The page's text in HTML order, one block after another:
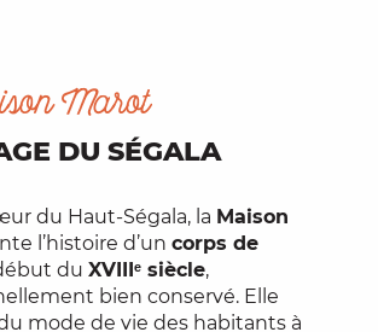
Marot
DU SÉGALA
du Haut-Ségala, la Maison
l’histoire d’un corps de
du XVIIIᵉ siècle,
bien conservé. Elle
mode de vie des habitants à